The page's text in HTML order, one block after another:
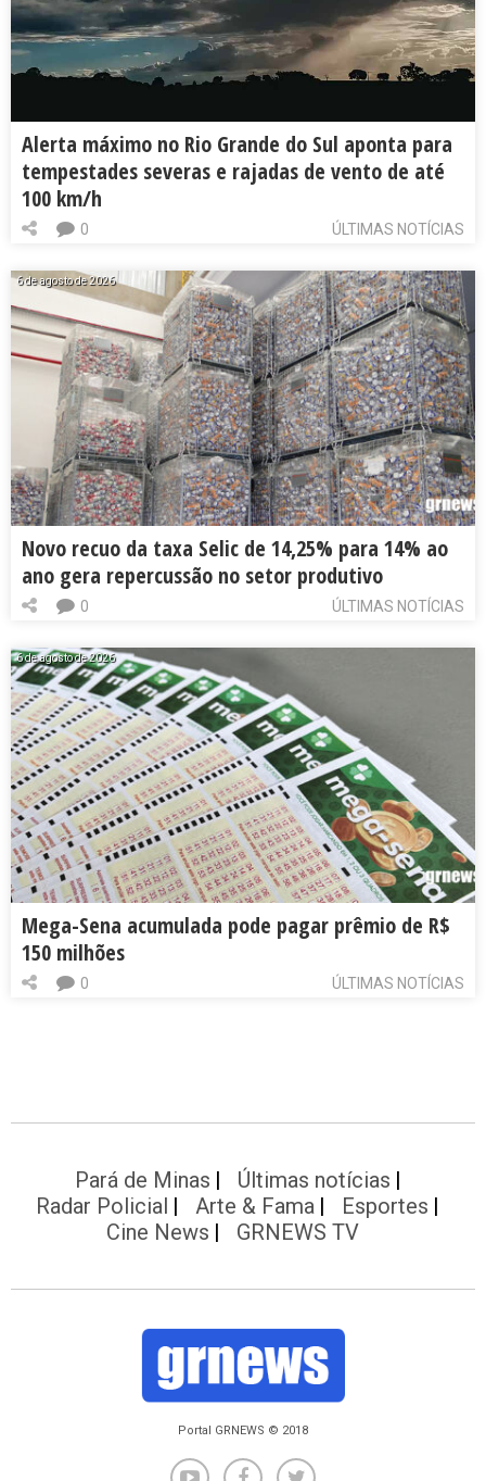
Alerta máximo no Rio Grande do Sul aponta para
tempestades severas e rajadas de vento de até
100 km/h
ÚLTIMAS NOTÍCIAS
0
6 de agosto de 2026
Novo recuo da taxa Selic de 14,25% para 14% ao
ano gera repercussão no setor produtivo
ÚLTIMAS NOTÍCIAS
0
6 de agosto de 2026
Mega-Sena acumulada pode pagar prêmio de R$
150 milhões
ÚLTIMAS NOTÍCIAS
0
Pará de Minas
Últimas notícias
Radar Policial
Arte & Fama
Esportes
Cine News
GRNEWS TV
Portal GRNEWS © 2018